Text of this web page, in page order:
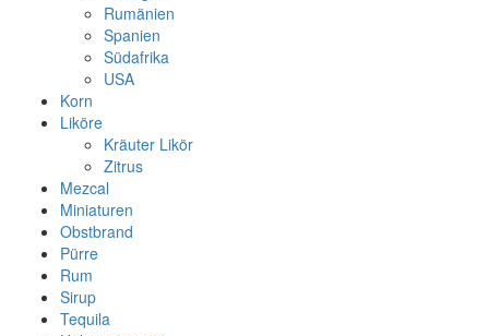
Rumänien
Spanien
Südafrika
USA
Korn
Liköre
Kräuter Likör
Zitrus
Mezcal
Miniaturen
Obstbrand
Pürre
Rum
Sirup
Tequila